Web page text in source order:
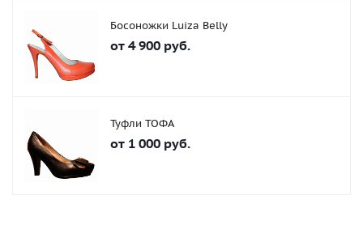
Босоножки Luiza Belly
от 4 900 руб.
Туфли ТОФА
от 1 000 руб.